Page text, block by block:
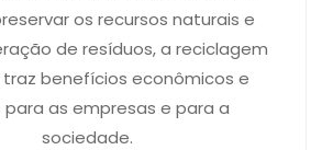
os recursos naturais e
de resíduos, a reciclagem
benefícios econômicos e
para as empresas e para a
sociedade.